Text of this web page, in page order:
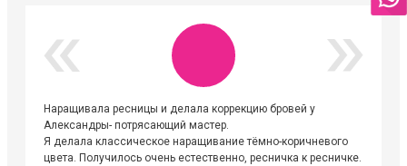
Наращивала ресницы и делала коррекцию бровей у
Александры- потрясающий мастер.
Я делала классическое наращивание тёмно-коричневого
цвета. Получилось очень естественно, ресничка к ресничке.